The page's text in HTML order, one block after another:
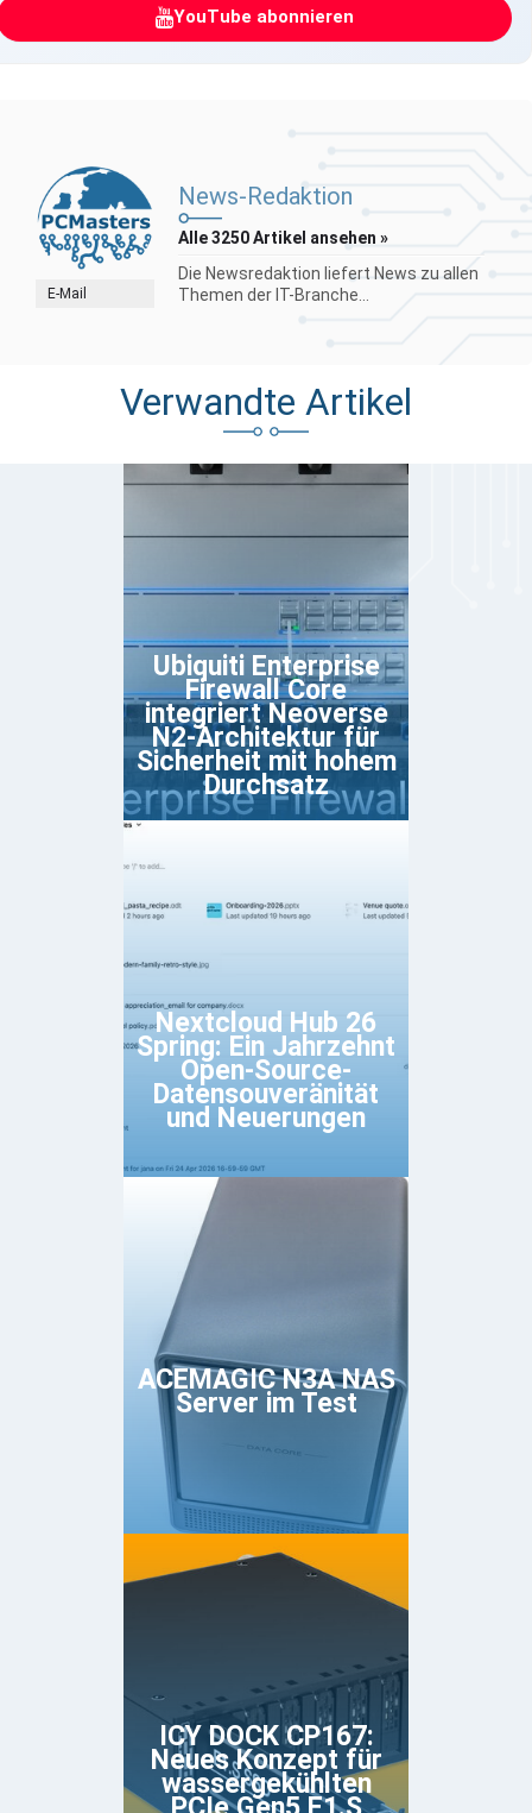
YouTube abonnieren
E-Mail
News-Redaktion
Alle 3250 Artikel ansehen »
Die Newsredaktion liefert News zu allen
Themen der IT-Branche...
Verwandte Artikel
Ubiquiti Enterprise
Firewall Core
integriert Neoverse
N2-Architektur für
Sicherheit mit hohem
Durchsatz
Nextcloud Hub 26
Spring: Ein Jahrzehnt
Open-Source-
Datensouveränität
und Neuerungen
ACEMAGIC N3A NAS
Server im Test
ICY DOCK CP167:
Neues Konzept für
wassergekühlten